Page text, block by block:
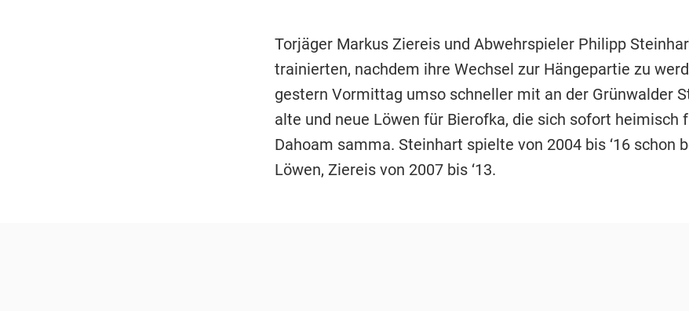
Torjäger Markus Ziereis und Abwehrspieler Philipp
trainierten, nachdem ihre Wechsel zur Hängepartie zu
gestern Vormittag umso schneller mit an der Grünwalder
alte und neue Löwen für Bierofka, die sich sofort heimisch
Dahoam samma. Steinhart spielte von 2004 bis ‘16 schon
Löwen, Ziereis von 2007 bis ‘13.